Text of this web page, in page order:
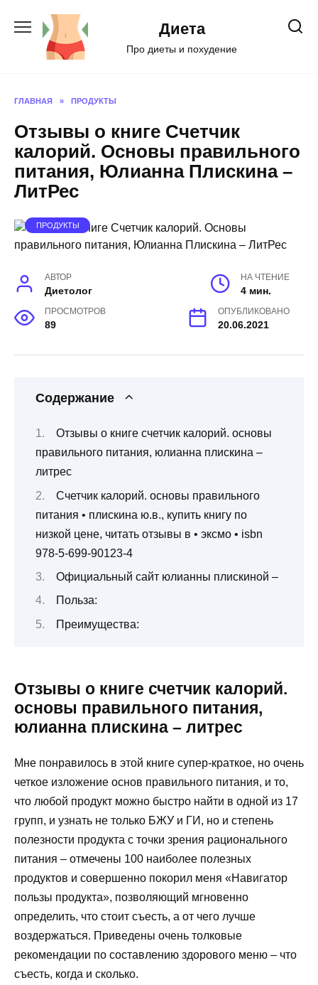
содержанию
Диета
Про диеты и похудение
ГЛАВНАЯ » ПРОДУКТЫ
Отзывы о книге Счетчик
калорий. Основы правильного
питания, Юлианна Плискина –
ЛитРес
ПРОДУКТЫ
АВТОР
Диетолог
НА ЧТЕНИЕ
4 мин.
ПРОСМОТРОВ
89
ОПУБЛИКОВАНО
20.06.2021
Содержание
Отзывы о книге счетчик калорий. основы
правильного питания, юлианна плискина –
литрес
Счетчик калорий. основы правильного
питания • плискина ю.в., купить книгу по
низкой цене, читать отзывы в • эксмо • isbn
978-5-699-90123-4
Официальный сайт юлианны плискиной –
Польза:
Преимущества:
Отзывы о книге счетчик калорий.
основы правильного питания,
юлианна плискина – литрес
Мне понравилось в этой книге супер-краткое, но очень
четкое изложение основ правильного питания, и то,
что любой продукт можно быстро найти в одной из 17
групп, и узнать не только БЖУ и ГИ, но и степень
полезности продукта с точки зрения рационального
питания – отмечены 100 наиболее полезных
продуктов и совершенно покорил меня «Навигатор
пользы продукта», позволяющий мгновенно
определить, что стоит съесть, а от чего лучше
воздержаться. Приведены очень толковые
рекомендации по составлению здорового меню – что
съесть, когда и сколько.